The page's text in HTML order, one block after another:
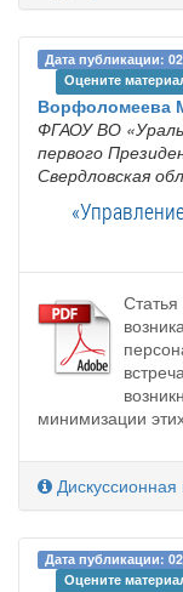
Дата публикации:
Оцените
Ворфоломеева
ФГАОУ ВО
первого
Свердловская обл
минимизации
Дата публикации:
Оцените